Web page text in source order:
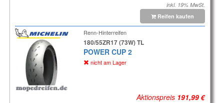
inkl. 19% MwSt.
Reifen kaufen
Renn-Hinterreifen
180/55ZR17 (73W) TL
POWER CUP 2
nicht am Lager
Aktionspreis